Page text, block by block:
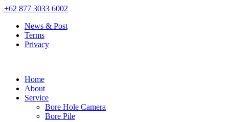
+62 877 3033 6002
News & Post
Terms
Privacy
Home
About
Service
Bore Hole Camera
Bore Pile